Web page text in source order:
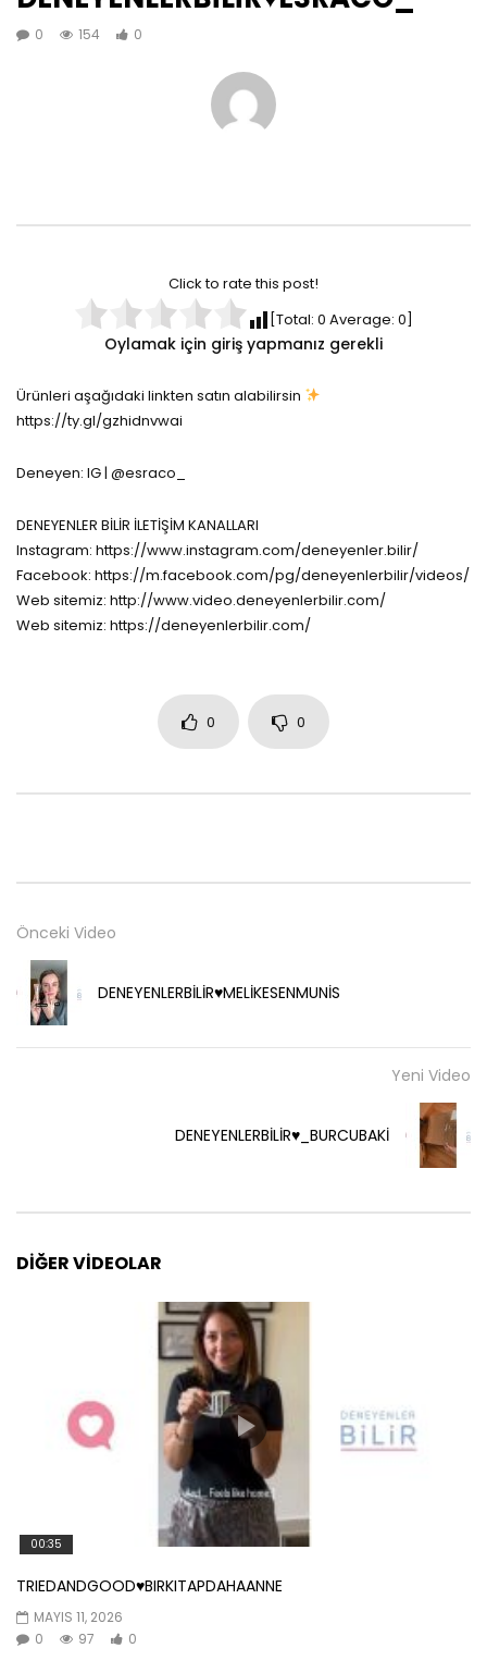
0 154 0
Click to rate this post!
[Total: 0 Average: 0]
Oylamak için giriş yapmanız gerekli
Ürünleri aşağıdaki linkten satın alabilirsin
https://ty.gl/gzhidnvwai
Deneyen: IG | @esraco_
DENEYENLER BİLİR İLETİŞİM KANALLARI
Instagram: https://www.instagram.com/deneyenler.bilir/
Facebook: https://m.facebook.com/pg/deneyenlerbilir/videos/
Web sitemiz: http://www.video.deneyenlerbilir.com/
Web sitemiz: https://deneyenlerbilir.com/
0 0
Önceki Video
DENEYENLERBİLİR♥️MELİKESENMUNİS
Yeni Video
DENEYENLERBİLİR♥️_BURCUBAKİ
DIĞER VIDEOLAR
00:35
TRIEDANDGOOD♥️BIRKITAPDAHAANNE
MAYIS 11, 2026
0
97 0